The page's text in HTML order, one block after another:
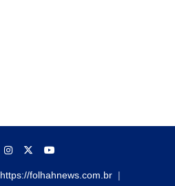
https://folhahnews.com.br